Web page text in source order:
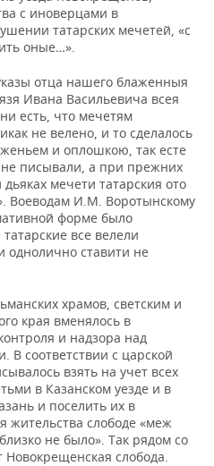
с иноверцами в
татарских мечетей, «с
оные…».
отца нашего блаженныя
Ивана Васильевича всея
есть, что мечетям
не велено, и то сделалось
и оплошкою, так есте
писывали, а при прежних
мечети татарския ото
Воеводам И.М. Воротынскому
форме было
все велели
однолично ставити не
храмов, светским и
края вменялось в
и надзора над
соответствии с царской
взять на учет всех
в Казанском уезде и в
и поселить их в
жительства слободе «меж
не было». Так рядом со
Новокрещенская слобода.